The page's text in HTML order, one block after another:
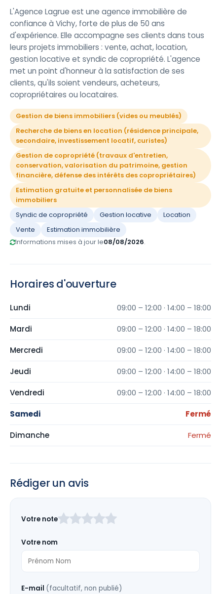
L'Agence Lagrue est une agence immobilière de
confiance à Vichy, forte de plus de 50 ans
d'expérience. Elle accompagne ses clients dans tous
leurs projets immobiliers : vente, achat, location,
gestion locative et syndic de copropriété. L'agence
met un point d'honneur à la satisfaction de ses
clients, qu'ils soient vendeurs, acheteurs,
copropriétaires ou locataires.
Gestion de biens immobiliers (vides ou meublés)
Recherche de biens en location (résidence principale,
secondaire, investissement locatif, curistes)
Gestion de copropriété (travaux d'entretien,
conservation, valorisation du patrimoine, gestion
financière, défense des intérêts des copropriétaires)
Estimation gratuite et personnalisée de biens
immobiliers
Syndic de copropriété
Gestion locative
Location
Vente
Estimation immobilière
Informations mises à jour le08/08/2026.
Horaires d'ouverture
Lundi 09:00 – 12:00 · 14:00 – 18:00
Mardi 09:00 – 12:00 · 14:00 – 18:00
Mercredi 09:00 – 12:00 · 14:00 – 18:00
Jeudi 09:00 – 12:00 · 14:00 – 18:00
Vendredi 09:00 – 12:00 · 14:00 – 18:00
Samedi Fermé
Dimanche Fermé
Rédiger un avis
ce
vide
Votre note
Votre nom
E-mail (facultatif, non publié)